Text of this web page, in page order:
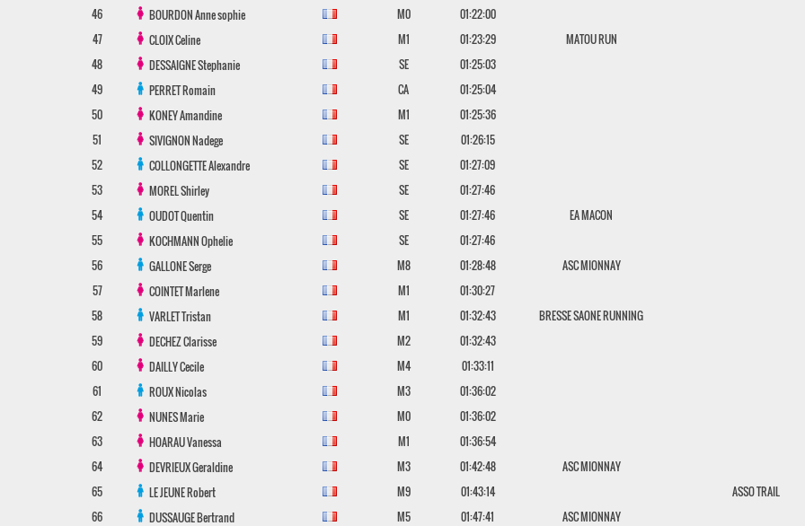
46
BOURDONAnne sophie M0
01:22:00
47
CLOIXCeline M1 01:23:29
MATOU RUN
48
DESSAIGNEStephanie SE
01:25:03
49
PERRETRomain CA
01:25:04
50
KONEYAmandine M1
01:25:36
51
SIVIGNONNadege SE
01:26:15
52
COLLONGETTEAlexandre SE
01:27:09
53
MORELShirley SE
01:27:46
54
OUDOTQuentin SE 01:27:46
EA MACON
55
KOCHMANNOphelie SE
01:27:46
56
GALLONESerge M8 01:28:48
ASC MIONNAY
57
COINTETMarlene M1
01:30:27
58
VARLETTristan M1 01:32:43
BRESSE SAONE RUNNING
59
DECHEZClarisse M2
01:32:43
60
DAILLYCecile M4
01:33:11
61
ROUXNicolas M3
01:36:02
62
NUNESMarie M0
01:36:02
63
HOARAUVanessa M1
01:36:54
64
DEVRIEUXGeraldine M3 01:42:48
ASC MIONNAY
65
LE JEUNERobert M9 01:43:14
ASSO TRAIL
66
DUSSAUGEBertrand M5 01:47:41
ASC MIONNAY